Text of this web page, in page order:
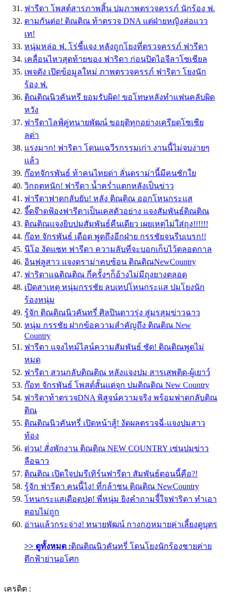
ฟารีดา โพสต์สารภาพสิ้น ปมภาพตรวจครรภ์ นักร้อง ฟ.
ตามกันต่อ! ติณติณ ท้าตรวจ DNA แต่ฝ่ายหญิงส่อแวว
เท!
หนุ่มหล่อ ฟ. โร่ชี้แจง หลังถูกโยงที่ตรวจครรภ์ ฟารีดา
เคลื่อนไหวสุดท้ายของ ฟาริดา ก่อนปิดไอจีลาโซเชียล
เพจดัง เปิดข้อมูลใหม่ ภาพตรวจครรภ์ ฟาริดา โยงนัก
ร้อง ฟ.
ติณติณนิวคันทรี ยอมรับผิด! ขอโทษหลังทำแฟนคลับผิด
หวัง
ฟารีดาไลฟ์คู่ทนายพัฒน์ ขอยุติทุกอย่างเครียดโซเชีย
ลด่า
แรงมาก! ฟาริดา โดนเเฉวีรกรรมเก่า งานนี้ไม่จบง่ายๆ
เเล้ว
ก๊อทจักรพันธ์ ท้าคนไทยด่า ลั่นดราม่านี้มีคนชักใย
วิกฤตหนัก! ฟารีดา น้ำคร่ำแตกหลังเป็นข่าว
ฟารีดาฟาดกลับยับ! หลัง ติณติณ ออกโหนกระแส
จี๊ดจ๊าดฟ้องฟารีดาเป็นเคสตัวอย่าง แจงสัมพันธ์ติณติณ
ติณติณแจงยิบปมสัมพันธ์คืนเดียว เผยเหตุไม่ใส่ถุง!!!!!!
ก๊อท จักรพันธ์ เดือด พูดถึงอีกฝ่าย กรรชัยจนรีบเบรก!!
นีโอ งัดแชท ฟารีดา ความลับที่จะบอกเก็บไว้ตลอดกาล
อินฟลูสาว แจงดราม่าคบซ้อน ติณติณNewCountry
ฟาริดาแฉติณติณ กี่ครั้งๆก็อ้างไม่มีถุงยางตลอด
เปิดสาเหตุ หนุ่มกรรชัย ลบเทปโหนกระแส ปมโยงนัก
ร้องหนุ่ม
รู้จัก ติณติณนิวคันทรี่ ศิลปินดาวรุ่ง สู่มรสุมข่าวฉาว
หนุ่ม กรรชัย ฝากข้อความสำคัญถึง ติณติณ New
Country
ฟารีดา แจงไทม์ไลน์ความสัมพันธ์ ซัด! ติณติณพูดไม่
หมด
ฟารีดา สวนกลับติณติณ หลังแจงปม สารเสพติด-ผู้เยาว์
ก๊อท จักรพันธ์ โพสต์สั้นแต่จุก ปมติณติณ New Country
ฟาริดาท้าตรวจDNA พิสูจน์ความจริง พร้อมฟาดกลับติณ
ติณ
ติณติณนิวคันทรี่ เปิดหน้าสู้! งัดผลตรวจฉี่-แจงปมสาว
ท้อง
ด่วน! สั่งพักงาน ติณติณ NEW COUNTRY เซ่นปมข่าว
ลือฉาว
ติณติณ เปิดใจปมรีเทิร์นฟารีดา สัมพันธ์ตอนนี้คือ?!
รู้จัก ฟารีดา คนนี้ไง! ที่กล้าชน ติณติณ NewCountry
โหนกระแสเดือดปุด! พี่หนุ่ม ยิงคำถามจี้ใจฟาริดา ทำเอา
ตอบไม่ถูก
อ่านแล้วกระจ่าง! ทนายพัฒน์ กางกฎหมายค่าเลี้ยงดูบุตร
>> ดูทั้งหมด :ติณติณนิวคันทรี่ โดนโยงนักร้องชายค่าย
ตึกฟ้าย่านอโศก
เครดิต :